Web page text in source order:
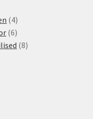
44
produkty
66
produktů
88